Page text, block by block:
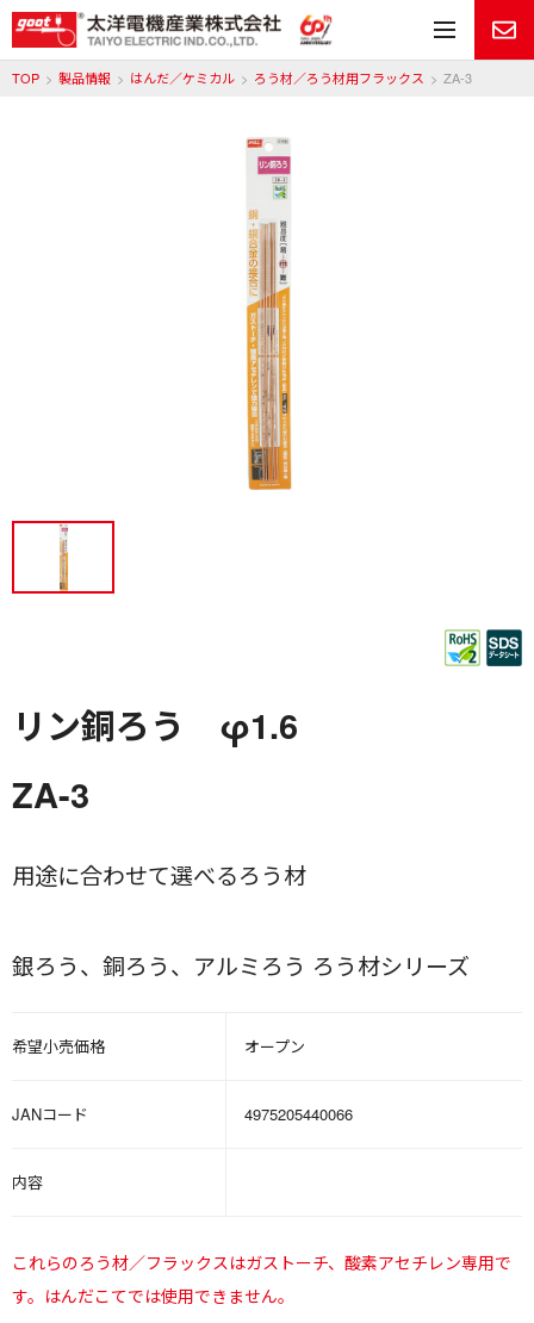
メ
TOP 製品情報 はんだ／ケミカル ろう材／ろう材用フラックス ZA-3
リン銅ろう φ1.6
ZA-3
用途に合わせて選べるろう材
銀ろう、銅ろう、アルミろう ろう材シリーズ
希望小売価格 オープン
JANコード 4975205440066
内容
これらのろう材／フラックスはガストーチ、酸素アセチレン専用で
す。はんだこてでは使用できません。